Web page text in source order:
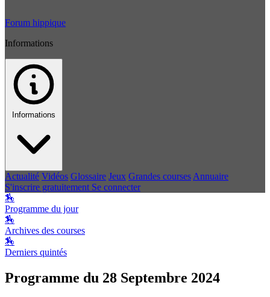
Forum hippique
Informations
Informations
Actualité Vidéos Glossaire Jeux Grandes courses Annuaire
S'inscrire gratuitement Se connecter
🏇
Programme du jour
🏇
Archives des courses
🏇
Derniers quintés
Programme du 28 Septembre 2024